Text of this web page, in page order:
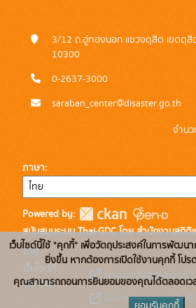
3/12 ถ.อู่ทองนอก แขวงดุสิต เขตดุ
10300
0-2637-3000
saraban_center@disaster.go.th
จำน
ภาษา
Powered by:
สนับสนุนระบบ Thai-GDC โดย สำนักงานสถิติ
ชาติ
เว็บไซต์ที่
เกี่ยวข้อง:
ระบบบัญชีข้อมูลภาครัฐ
บริการนามานุกรมบัญชีข้
เว็บไซต์นี้ใช้ "คุกกี้" เพื่อวัตถุประสงค์ในการพัฒน
ยิ่งขึ้น หากต้องการเปิดใช้งานคุกกี้ โป
คุณสามารถถอนการยินยอมของคุณได้ตลอดเว